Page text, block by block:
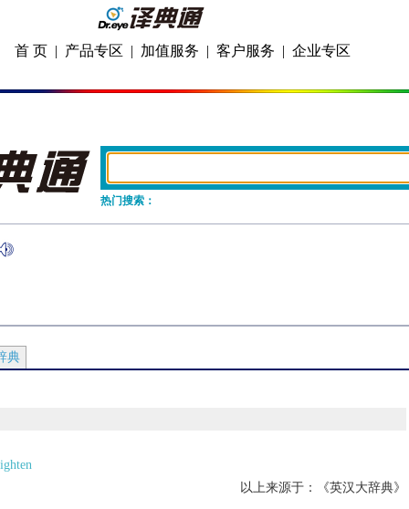
首 页 | 产品专区 | 加值服务 | 客户服务 | 企业专区
热门搜索：
典
以上来源于：《英汉大辞典》